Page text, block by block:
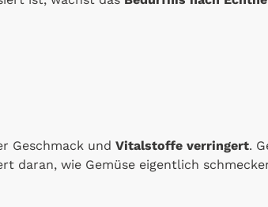
Geschmack und Vitalstoffe verringert.
daran, wie Gemüse eigentlich